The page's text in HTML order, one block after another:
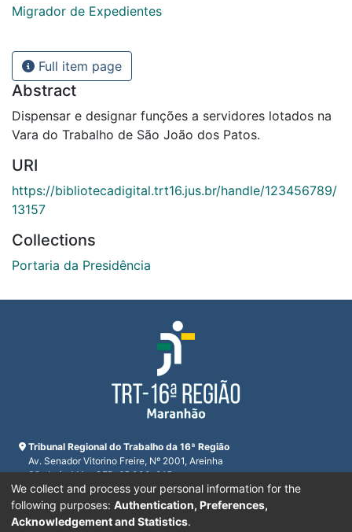
Migrador de Expedientes
Full item page
Abstract
Dispensar e designar funções a servidores lotados na
Vara do Trabalho de São João dos Patos.
URI
https://bibliotecadigital.trt16.jus.br/handle/123456789/
13157
Collections
Portaria da Presidência
Tribunal Regional do Trabalho da 16ª Região
Av. Senador Vitorino Freire, Nº 2001, Areinha
São Luís, MA - CEP: 65.030-015
CNPJ 23.608.631/0001-93
Horário de funcionamento:
De segunda a sexta-feira das 7:30 às 16:00
We collect and process your personal information for the
following purposes: Authentication, Preferences,
Acknowledgement and Statistics.